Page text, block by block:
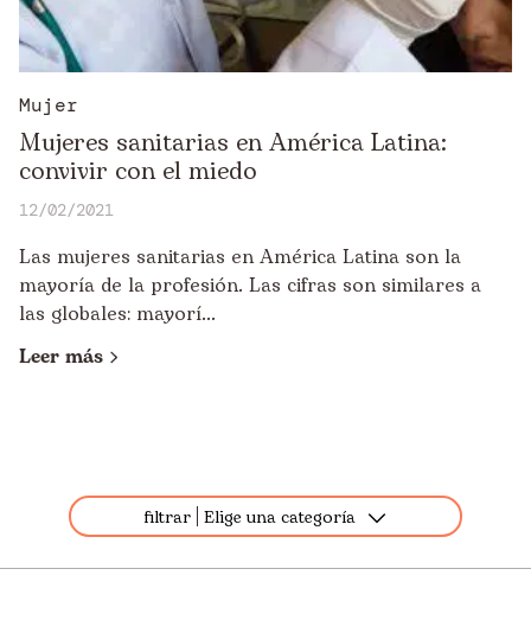
Mujer
Mujeres sanitarias en América Latina:
convivir con el miedo
12/02/2021
Las mujeres sanitarias en América Latina son la
mayoría de la profesión. Las cifras son similares a
las globales: mayorí...
Leer más
filtrar Elige una categoría